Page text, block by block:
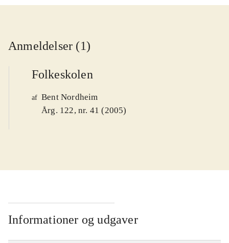
Anmeldelser (1)
Folkeskolen
af Bent Nordheim
Årg. 122, nr. 41 (2005)
Informationer og udgaver